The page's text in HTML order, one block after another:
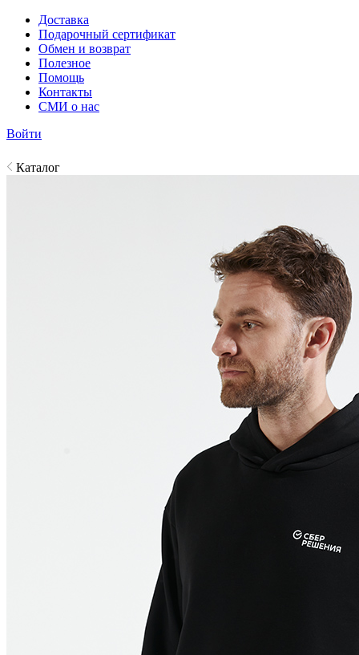
Доставка
Подарочный сертификат
Обмен и возврат
Полезное
Помощь
Контакты
СМИ о нас
Войти
Каталог